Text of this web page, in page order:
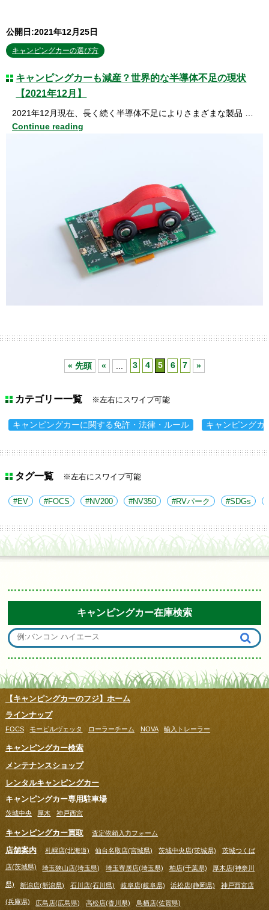
公開日:2021年12月25日
キャンピングカーの選び方
キャンピングカーも減産？世界的な半導体不足の現状
【2021年12月】
2021年12月現在、長く続く半導体不足によりさまざまな製品 …
Continue reading
« 先頭 « 3 4 5 6 7 »
カテゴリー一覧 ※左右にスワイプ可能
キャンピングカーに関する免許・法律・ルール キャンピングカ
タグ一覧 ※左右にスワイプ可能
EV FOCS NV200 NV350 RVパーク SDGs
キャンピングカー在庫検索
【キャンピングカーのフジ】ホーム
ラインナップ
FOCS モービルヴェッタ ローラーチーム NOVA 輸入トレーラー
キャンピングカー検索
メンテナンスショップ
レンタルキャンピングカー
キャンピングカー専用駐車場
茨城中央 厚木 神戸西宮
キャンピングカー買取 査定依頼入力フォーム
店舗案内 札幌店(北海道) 仙台名取店(宮城県) 茨城中央店(茨城県) 茨城つくば
店(茨城県) 埼玉狭山店(埼玉県) 埼玉寄居店(埼玉県) 柏店(千葉県) 厚木店(神奈川
県) 新潟店(新潟県) 石川店(石川県) 岐阜店(岐阜県) 浜松店(静岡県) 神戸西宮店
(兵庫県) 広島店(広島県) 高松店(香川県) 鳥栖店(佐賀県)